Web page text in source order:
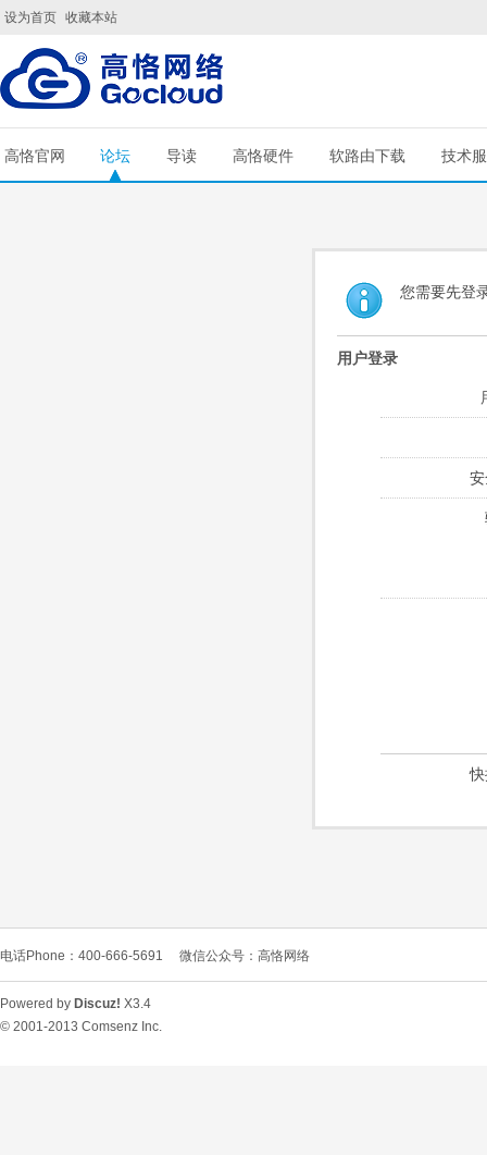
设为首页 收藏本站
高恪官网 论坛 导读 高恪硬件 软路由下载 技术
您需要先登
用户登录
电话Phone：400-666-5691 微信公众号：高恪网络
Powered by Discuz! X3.4
© 2001-2013 Comsenz Inc.